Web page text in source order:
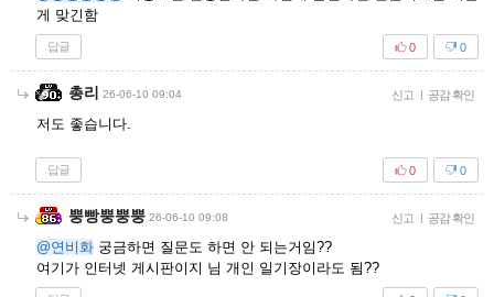
게 맞긴함
답글 0
0
총리 26-06-10 09:04 신고 | 공감 확인
저도 좋습니다.
답글 0
0
뿡빵뿡뿡뿡 26-06-10 09:08 신고 | 공감 확인
@연비화 궁금하면 질문도 하면 안 되는거임??
여기가 인터넷 게시판이지 님 개인 일기장이라도 됨??